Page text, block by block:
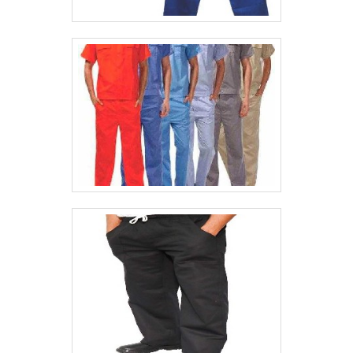
10, evitando possíveis penalidades e
multas às empresas.